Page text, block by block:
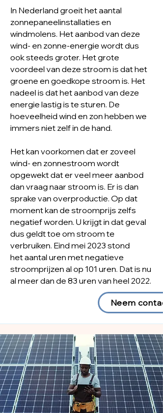
In Nederland groeit het aantal
zonnepaneelinstallaties en
windmolens. Het aanbod van deze
wind- en zonne-energie wordt dus
ook steeds groter. Het grote
voordeel van deze stroom is dat het
groene en goedkope stroom is. Het
nadeel is dat het aanbod van deze
energie lastig is te sturen. De
hoeveelheid wind en zon hebben we
immers niet zelf in de hand.
Het kan voorkomen dat er zoveel
wind- en zonnestroom wordt
opgewekt dat er veel meer aanbod
dan vraag naar stroom is. Er is dan
sprake van overproductie. Op dat
moment kan de stroomprijs zelfs
negatief worden. U krijgt in dat geval
dus geldt toe om stroom te
verbruiken. Eind mei 2023 stond
hetaantal uren met negatieve
stroomprijzen al op 101 uren. Dat is nu
al meer dan de 83 uren van heel 2022.
Neem